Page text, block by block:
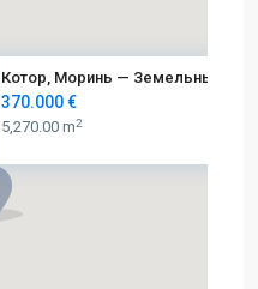
Котор, Моринь — Земельный
370.000 €
5,270.00 m2